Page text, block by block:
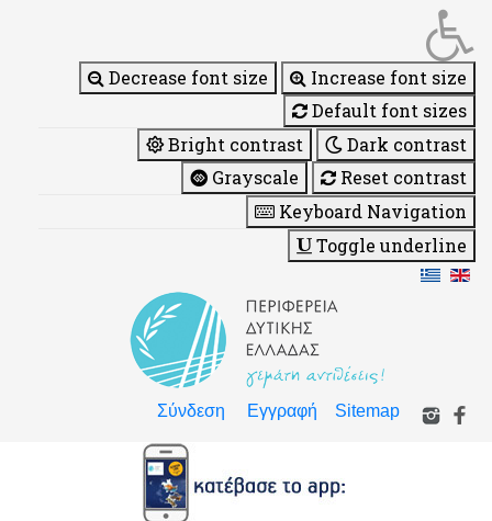
Decrease font size
Increase font size
Default font sizes
Bright contrast
Dark contrast
Grayscale
Reset contrast
Keyboard Navigation
Toggle underline
Σύνδεση Εγγραφή Sitemap